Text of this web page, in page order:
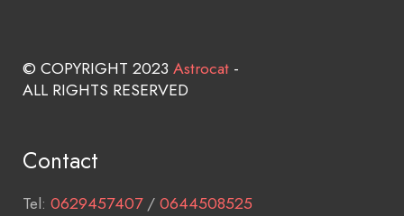
© COPYRIGHT 2023 Astrocat -
ALL RIGHTS RESERVED
Contact
Tel: 0629457407/0644508525